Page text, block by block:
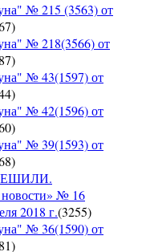
№ 215 (3563) от
)
№ 218(3566) от
)
№ 43(1597) от
)
№ 42(1596) от
)
№ 39(1593) от
)
№ 16
2018 г.(3255)
№ 36(1590) от
)